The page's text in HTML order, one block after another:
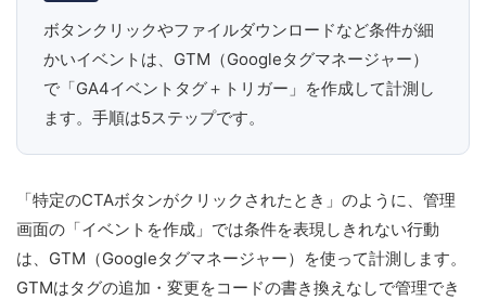
ボタンクリックやファイルダウンロードなど条件が細
かいイベントは、GTM（Googleタグマネージャー）
で「GA4イベントタグ＋トリガー」を作成して計測し
ます。手順は5ステップです。
「特定のCTAボタンがクリックされたとき」のように、管理
画面の「イベントを作成」では条件を表現しきれない行動
は、GTM（Googleタグマネージャー）を使って計測します。
GTMはタグの追加・変更をコードの書き換えなしで管理でき